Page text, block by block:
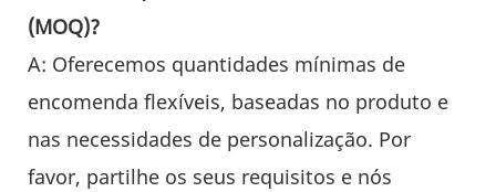
(MOQ)?
A: Oferecemos quantidades mínimas de
encomenda flexíveis, baseadas no produto e
nas necessidades de personalização. Por
favor, partilhe os seus requisitos e nós